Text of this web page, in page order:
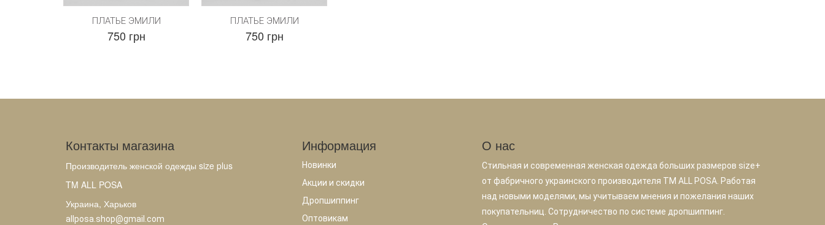
ПЛАТЬЕ ЭМИЛИ
750 грн
ПЛАТЬЕ ЭМИЛИ
750 грн
Контакты магазина
Производитель женской одежды size plus
TM ALL POSA
Украина, Харьков
allposa.shop@gmail.com
Информация
Новинки
Акции и скидки
Дропшиппинг
Оптовикам
О нас
Стильная и современная женская одежда больших размеров size+
от фабричного украинского производителя TM ALL POSA. Работая
над новыми моделями, мы учитываем мнения и пожелания наших
покупательниц. Сотрудничество по системе дропшиппинг.